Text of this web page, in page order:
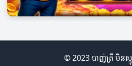
© 2023 បាញ់ត្រី មិនស្